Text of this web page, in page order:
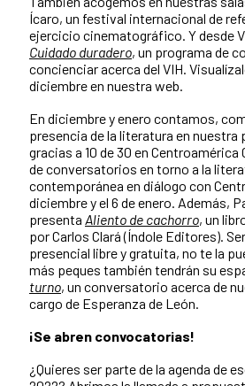
Ícaro, un festival internacional de
ejercicio cinematográfico. Y desde
Cuidado duradero, un programa de
concienciar acerca del VIH.
diciembre en nuestra web.
En diciembre y enero contamos,
presencia de la literatura en nuestra
gracias a 10 de 30 en Centroamérica
de conversatorios en torno a la
contemporánea en diálogo con
diciembre y el 6 de enero. Además,
presenta Aliento de cachorro, un
por Carlos Clará (Índole Editores).
presencial libre y gratuita, no te la
más peques también tendrán su
turno, un conversatorio acerca de
cargo de Esperanza de León.
¡Se abren convocatorias!
¿Quieres ser parte de la agenda de